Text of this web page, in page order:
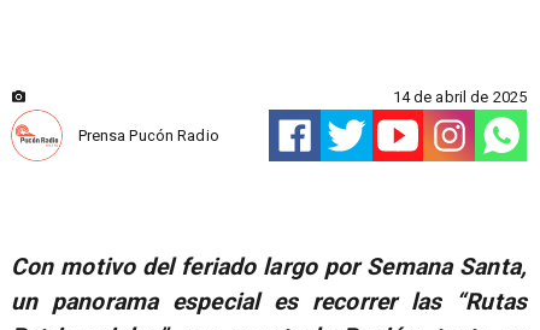
Prensa Pucón Radio
14 de abril de 2025
Con motivo del feriado largo por Semana Santa,
un panorama especial es recorrer las “Rutas